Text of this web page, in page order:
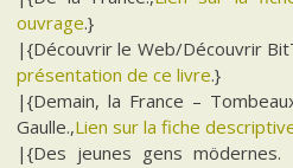
ouvrage.}
|{Découvrir le Web/Découvrir
présentation de ce livre.}
|{Demain, la France –
Gaulle.,Lien sur la fiche
|{Des jeunes gens mödernes.